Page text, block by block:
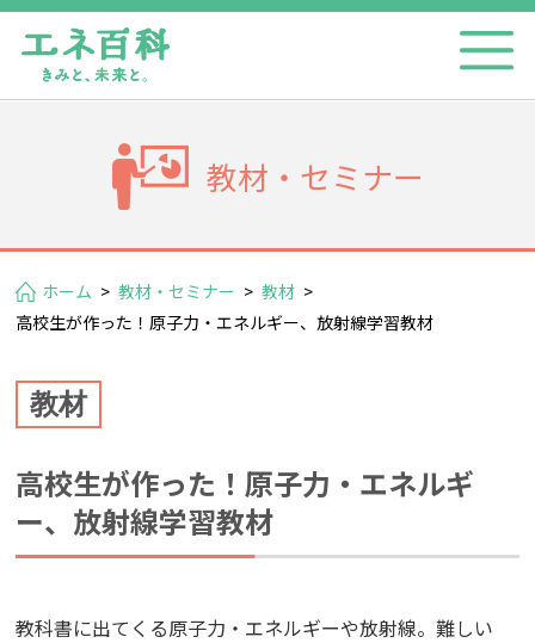
教材・セミナー
ホーム > 教材・セミナー > 教材 >
高校生が作った！原子力・エネルギー、放射線学習教材
教材
高校生が作った！原子力・エネルギ
ー、放射線学習教材
教科書に出てくる原子力・エネルギーや放射線。難しい